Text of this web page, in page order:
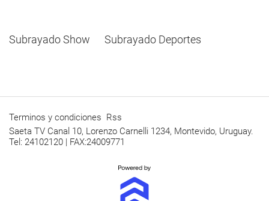
Subrayado Show Subrayado Deportes
Terminos y condiciones Rss
Saeta TV Canal 10, Lorenzo Carnelli 1234, Montevido, Uruguay.
Tel: 24102120 | FAX:24009771